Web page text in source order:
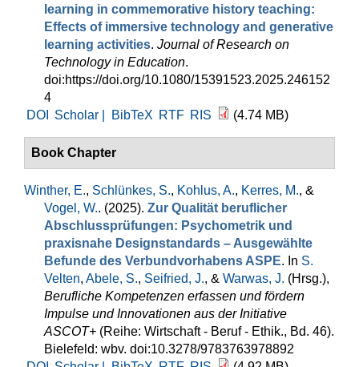
learning in commemorative history teaching:
Effects of immersive technology and generative
learning activities. Journal of Research on
Technology in Education.
doi:https://doi.org/10.1080/15391523.2025.246152
4
DOI
Scholar | BibTeX RTF RIS (4.74 MB)
Book Chapter
Winther, E., Schlünkes, S., Kohlus, A., Kerres, M., &
Vogel, W.. (2025). Zur Qualität beruflicher
Abschlussprüfungen: Psychometrik und
praxisnahe Designstandards – Ausgewählte
Befunde des Verbundvorhabens ASPE. In S.
Velten, Abele, S., Seifried, J., & Warwas, J. (Hrsg.),
Berufliche Kompetenzen erfassen und fördern
Impulse und Innovationen aus der Initiative
ASCOT+ (Reihe: Wirtschaft - Beruf - Ethik., Bd. 46).
Bielefeld: wbv. doi:10.3278/9783763978892